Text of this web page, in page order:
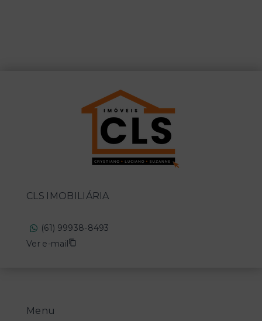
Menu
CLS IMOBILIÁRIA
(61) 99938-8493
Ver e-mail